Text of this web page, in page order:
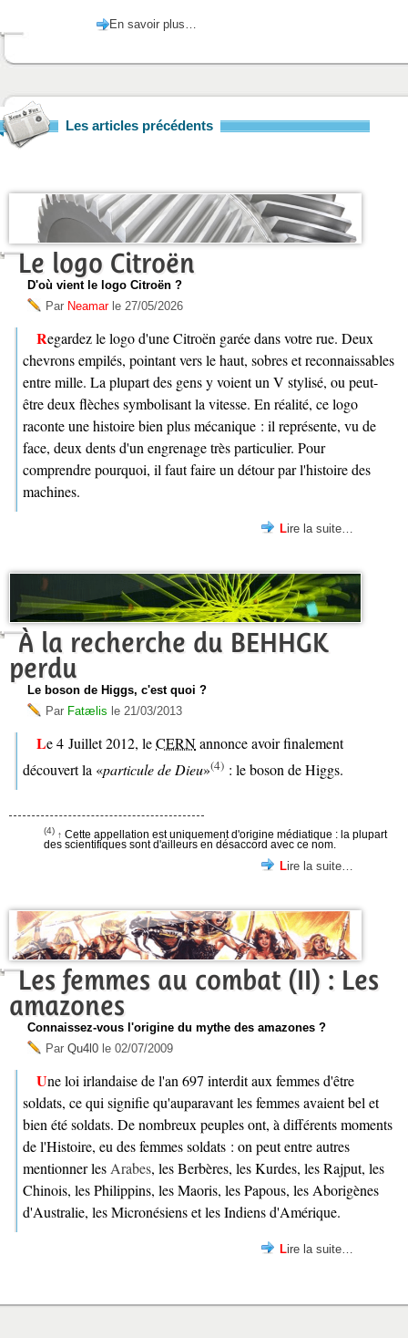
En savoir plus…
Les articles précédents
Le logo Citroën
D'où vient le logo Citroën ?
Par Neamarle 27/05/2026
Regardez le logo d'une Citroën garée dans votre rue. Deux
chevrons empilés, pointant vers le haut, sobres et reconnaissables
entre mille. La plupart des gens y voient un V stylisé, ou peut-
être deux flèches symbolisant la vitesse. En réalité, ce logo
raconte une histoire bien plus mécanique : il représente, vu de
face, deux dents d'un engrenage très particulier. Pour
comprendre pourquoi, il faut faire un détour par l'histoire des
machines.
Lire la suite…
À la recherche du BEHHGK
perdu
Le boson de Higgs, c'est quoi ?
Par Fatælis le 21/03/2013
Le 4 Juillet 2012, leCERNannonce avoir finalement
découvert la
particule de Dieu (4) : le boson de Higgs.
(4) ↑ Cette appellation est uniquement d'origine médiatique : la plupart
des scientifiques sont d'ailleurs en désaccord avec ce nom.
Lire la suite…
Les femmes au combat (II) : Les
amazones
Connaissez-vous l'origine du mythe des amazones ?
Par Qu4l0 le 02/07/2009
Une loi irlandaise de l'an 697 interdit aux femmes d'être
soldats, ce qui signifie qu'auparavant les femmes avaient bel et
bien été soldats. De nombreux peuples ont, à différents moments
de l'Histoire, eu des femmes soldats : on peut entre autres
mentionner les Arabes, les Berbères, les Kurdes, les Rajput, les
Chinois, les Philippins, les Maoris, les Papous, les Aborigènes
d'Australie, les Micronésiens et les Indiens d'Amérique.
Lire la suite…